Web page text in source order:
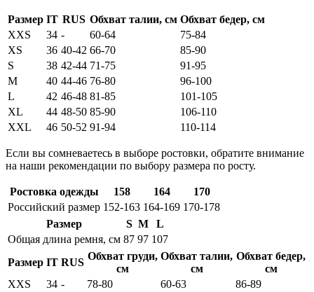
Размер IT RUS Обхват талии, см Обхват бедер, см
XXS
34 - 60-64
75-84
XS
36 40-42 66-70
85-90
S
38 42-44 71-75
91-95
M
40 44-46 76-80
96-100
L
42 46-48 81-85
101-105
XL
44 48-50 85-90
106-110
XXL
46 50-52 91-94 110-114
Если вы сомневаетесь в выборе ростовки, обратите внимание
на наши рекомендации по выбору размера по росту.
Ростовка одежды 158 164
170
Российский размер 152-163 164-169 170-178
Размер
S M
L
Общая длина ремня, см 87 97 107
Размер IT RUS
Обхват груди,
см
Обхват талии,
см
Обхват бедер,
см
XXS
34 - 78-80 60-63
86-89